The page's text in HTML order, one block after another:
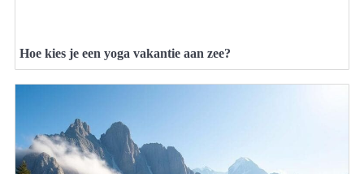
Hoe kies je een yoga vakantie aan zee?